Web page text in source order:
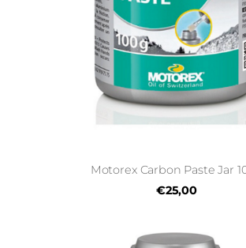
Motorex Carbon Paste Jar
€25,00